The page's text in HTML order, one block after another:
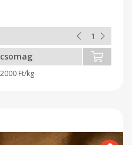
2000 Ft/kg